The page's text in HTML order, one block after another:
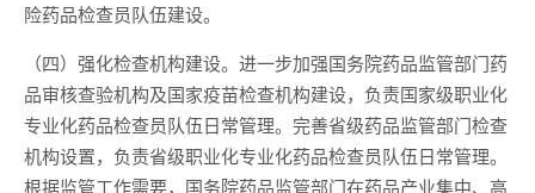
险药品检查员队伍建设。
（四）强化检查机构建设。进一步加强国务院药品监管部门药
品审核查验机构及国家疫苗检查机构建设，负责国家级职业化
专业化药品检查员队伍日常管理。完善省级药品监管部门检查
机构设置，负责省级职业化专业化药品检查员队伍日常管理。
根据监管工作需要，国务院药品监管部门在药品产业集中、高